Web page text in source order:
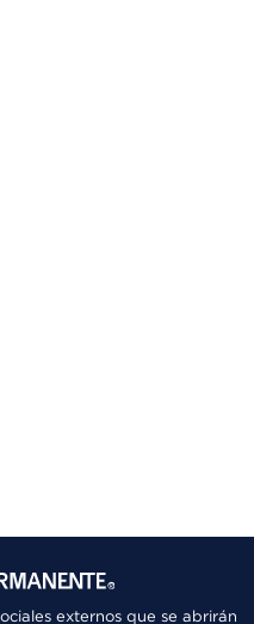
externos que se abrirán